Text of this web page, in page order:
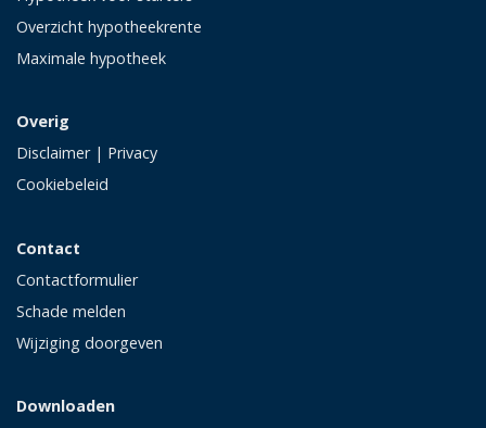
Overzicht hypotheekrente
Maximale hypotheek
Overig
Disclaimer| Privacy
Cookiebeleid
Contact
Contactformulier
Schade melden
Wijziging doorgeven
Downloaden